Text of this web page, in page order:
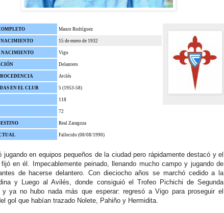
Mauro Rodríguez
NACIMIENTO 15 de enero de 1932
NACIMIENTO Vigo
Delantero
Avilés
EN EL CLUB 5 (1953-58)
118
72
Real Zaragoza
Fallecido (08/08/1990)
jugando en equipos pequeños de la ciudad pero rápidamente destacó y el
en él. Impecablemente peinado, llenando mucho campo y jugando de
de hacerse delantero. Con dieciocho años se marchó cedido a la
y Luego al Avilés, donde consiguió el Trofeo Pichichi de Segunda
y ya no hubo nada más que esperar: regresó a Vigo para proseguir el
gol que habían trazado Nolete, Pahiño y Hermidita.